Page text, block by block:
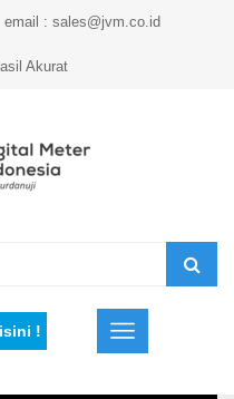
email : sales@jvm.co.id
Akurat
!